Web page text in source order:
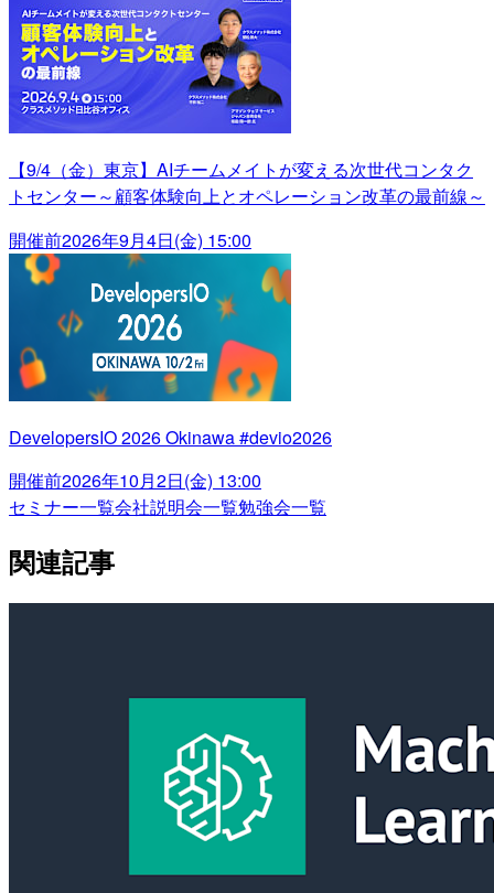
【9/4（金）東京】AIチームメイトが変える次世代コンタク
トセンター～顧客体験向上とオペレーション改革の最前線～
開催前2026年9月4日(金) 15:00
DevelopersIO 2026 Okinawa #devio2026
開催前2026年10月2日(金) 13:00
セミナー一覧会社説明会一覧勉強会一覧
関連記事